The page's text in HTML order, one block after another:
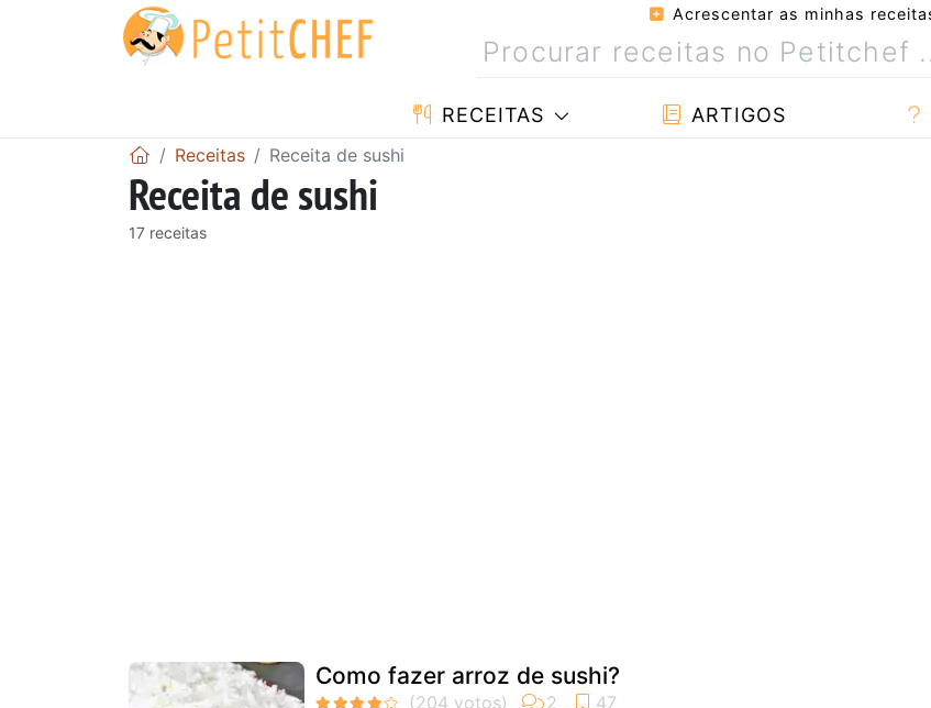
Acrescentar as minhas
RECEITAS ARTIGOS
Receitas Receita de sushi
Receita de sushi
17 receitas
Como fazer arroz de sushi?